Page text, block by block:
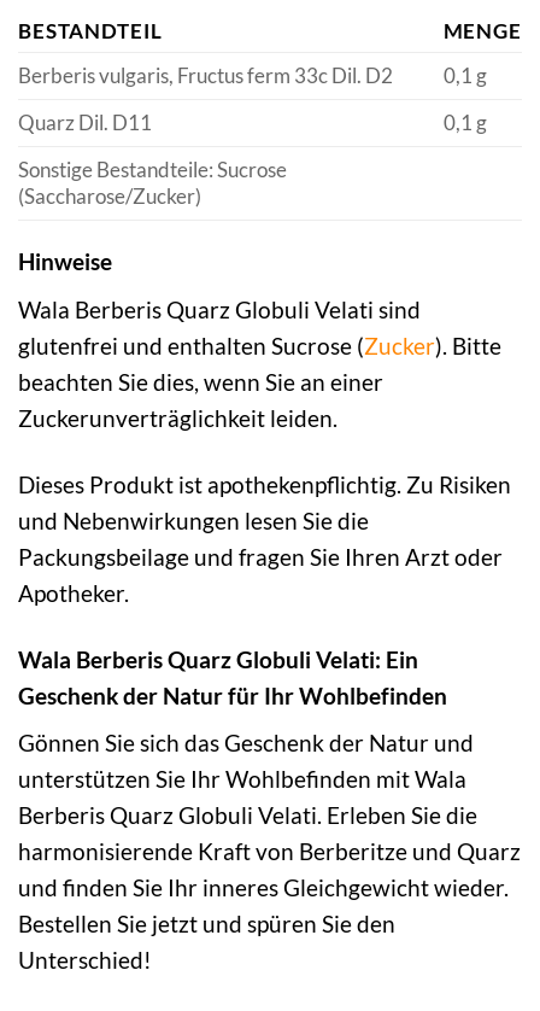
BESTANDTEIL
MENGE
Berberis vulgaris, Fructus ferm 33c Dil. D2
0,1 g
Quarz Dil. D11
0,1 g
Sonstige Bestandteile: Sucrose
(Saccharose/Zucker)
Hinweise
Wala Berberis Quarz Globuli Velati sind
glutenfrei und enthalten Sucrose (Zucker). Bitte
beachten Sie dies, wenn Sie an einer
Zuckerunverträglichkeit leiden.
Dieses Produkt ist apothekenpflichtig. Zu Risiken
und Nebenwirkungen lesen Sie die
Packungsbeilage und fragen Sie Ihren Arzt oder
Apotheker.
Wala Berberis Quarz Globuli Velati: Ein
Geschenk der Natur für Ihr Wohlbefinden
Gönnen Sie sich das Geschenk der Natur und
unterstützen Sie Ihr Wohlbefinden mit Wala
Berberis Quarz Globuli Velati. Erleben Sie die
harmonisierende Kraft von Berberitze und Quarz
und finden Sie Ihr inneres Gleichgewicht wieder.
Bestellen Sie jetzt und spüren Sie den
Unterschied!